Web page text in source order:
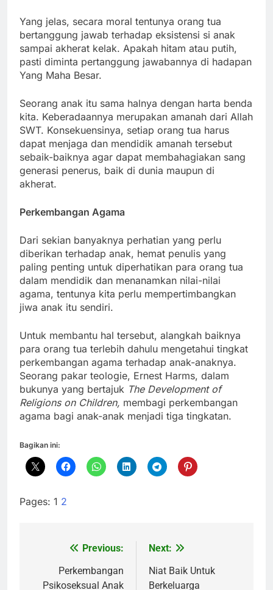
Yang jelas, secara moral tentunya orang tua
bertanggung jawab terhadap eksistensi si anak
sampai akherat kelak. Apakah hitam atau putih,
pasti diminta pertanggung jawabannya di hadapan
Yang Maha Besar.
Seorang anak itu sama halnya dengan harta benda
kita. Keberadaannya merupakan amanah dari Allah
SWT. Konsekuensinya, setiap orang tua harus
dapat menjaga dan mendidik amanah tersebut
sebaik-baiknya agar dapat membahagiakan sang
generasi penerus, baik di dunia maupun di
akherat.
Perkembangan Agama
Dari sekian banyaknya perhatian yang perlu
diberikan terhadap anak, hemat penulis yang
paling penting untuk diperhatikan para orang tua
dalam mendidik dan menanamkan nilai-nilai
agama, tentunya kita perlu mempertimbangkan
jiwa anak itu sendiri.
Untuk membantu hal tersebut, alangkah baiknya
para orang tua terlebih dahulu mengetahui tingkat
perkembangan agama terhadap anak-anaknya.
Seorang pakar teologie, Ernest Harms, dalam
bukunya yang bertajuk The Development of
Religions on Children, membagi perkembangan
agama bagi anak-anak menjadi tiga tingkatan.
Bagikan ini:
Pages: 1 2
NavigasiPrevious:
Perkembangan
Psikoseksual Anak
Next:
Niat Baik Untuk
Berkeluarga